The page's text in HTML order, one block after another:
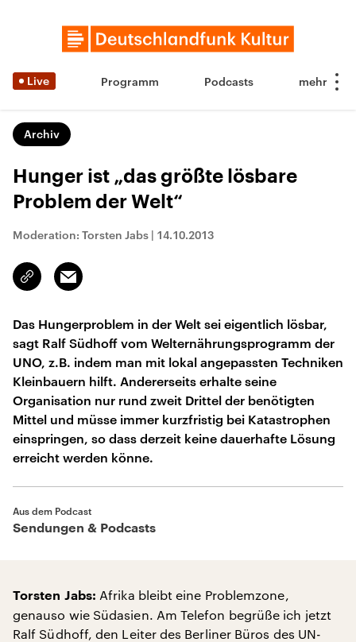
Live Programm Podcasts
Archiv
Hunger ist „das größte lösbare
Problem der Welt“
Moderation: Torsten Jabs | 14.10.2013
Link
kopieren/teilen
Email
Das Hungerproblem in der Welt sei eigentlich lösbar,
sagt Ralf Südhoff vom Welternährungsprogramm der
UNO, z.B. indem man mit lokal angepassten Techniken
Kleinbauern hilft. Andererseits erhalte seine
Organisation nur rund zweit Drittel der benötigten
Mittel und müsse immer kurzfristig bei Katastrophen
einspringen, so dass derzeit keine dauerhafte Lösung
erreicht werden könne.
Aus dem Podcast
Sendungen & Podcasts
Torsten Jabs: Afrika bleibt eine Problemzone,
genauso wie Südasien. Am Telefon begrüße ich jetzt
Ralf Südhoff, den Leiter des Berliner Büros des UN-